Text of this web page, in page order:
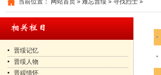
当前位置： 网站首页 » 难忘晋绥 » 寻找烈士 »
晋绥记忆
晋绥人物
晋綏情怀